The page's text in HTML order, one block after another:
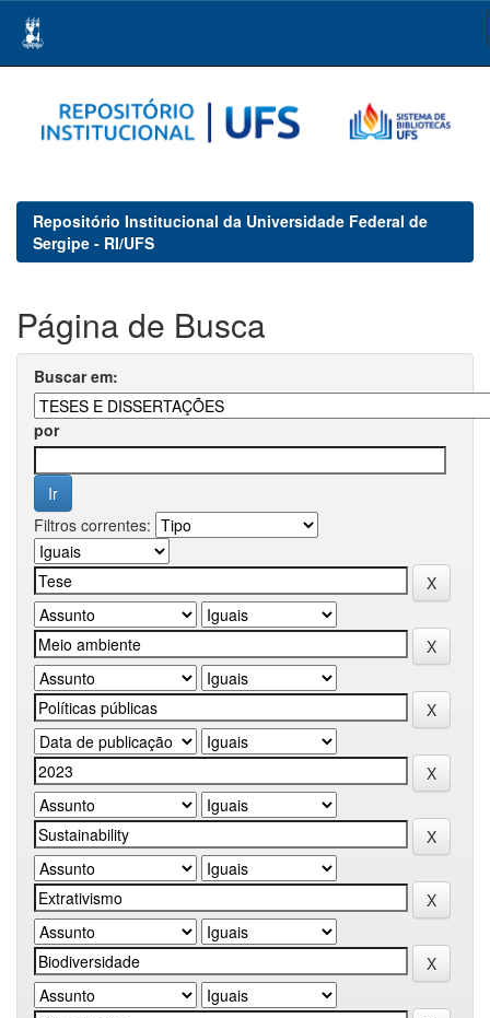
navigation
Repositório Institucional da Universidade Federal de
Sergipe - RI/UFS
Página de Busca
Buscar em:
por
Filtros correntes: